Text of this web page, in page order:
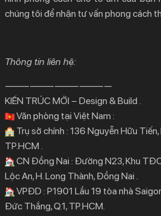
chúng tôi để nhận tư vấn phong cách
Thông tin liên hệ:
—————————————
KIẾN TRÚC MỚI – Design & Build .
Văn phòng tại Việt Nam :
Trụ sở chính : 136 Nguyễn Hữu Tiến,
TP.HCM .
CN Đồng Nai : Đường N23, Khu
Lộc An, H. Long Thành, Đồng Nai .
VPĐD : P1901 Lầu 19 tòa nhà
Đức Thắng, Q.1, TP.HCM.